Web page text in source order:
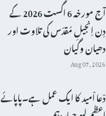
آج مورخہ 6 اگست 2026 کے
دِن اِنجیلِ مُقدّس کی تلاوت اور
دھیان وگیان
Aug 07, 2026
دْعا اْمید کا ایک عمل ہے۔پاپائے